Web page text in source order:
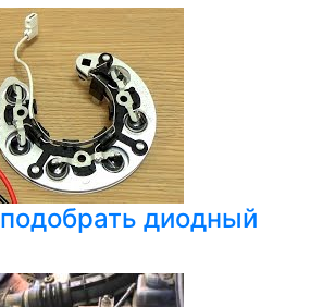
диодный